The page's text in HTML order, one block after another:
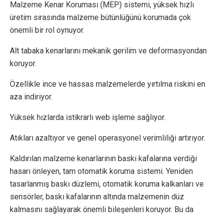
Malzeme Kenar Koruması (MEP) sistemi, yüksek hızlı
üretim sırasında malzeme bütünlüğünü korumada çok
önemli bir rol oynuyor.
Alt tabaka kenarlarını mekanik gerilim ve deformasyondan
koruyor.
Özellikle ince ve hassas malzemelerde yırtılma riskini en
aza indiriyor.
Yüksek hızlarda istikrarlı web işleme sağlıyor.
Atıkları azaltıyor ve genel operasyonel verimliliği artırıyor.
Kaldırılan malzeme kenarlarının baskı kafalarına verdiği
hasarı önleyen, tam otomatik koruma sistemi. Yeniden
tasarlanmış baskı düzlemi, otomatik koruma kalkanları ve
sensörler, baskı kafalarının altında malzemenin düz
kalmasını sağlayarak önemli bileşenleri koruyor. Bu da